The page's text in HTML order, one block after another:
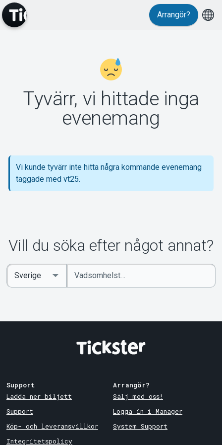
Support
Om Tickster
Arrangör?
Tyvärr, vi hittade inga
evenemang
Vi kunde tyvärr inte hitta några kommande evenemang
taggade med vt25.
Vill du söka efter något annat?
Ange
sökord
Select
Country
Support
Ladda ner biljett
Support
Köp- och leveransvillkor
Integritetspolicy
Arrangör?
Sälj med oss!
Logga in i Manager
System Support